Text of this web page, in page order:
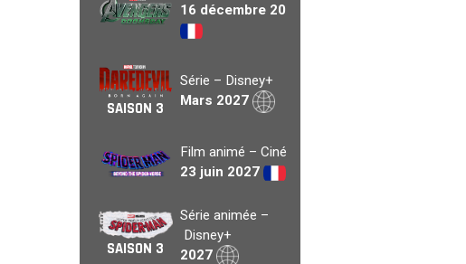
16 décembre 2026
SAISON 3
Série – Disney+
Mars 2027
Film animé – Cinéma
23 juin 2027
SAISON 3
Série animée –
Disney+
2027